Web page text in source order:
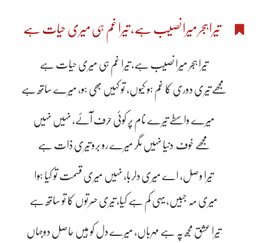
تیرا ہجر میرا نصیب ہے، تیرا غم ہی میری حیات ہے
تیرا ہجر میرا نصیب ہے، تیرا غم ہی میری حیات ہے
مجھے تیری دوری کا غم ہو کیوں، تو کہیں بھی ہو، میرے ساتھ ہے
میرے واسطے تیرے نام پر کوئی حرف آئے، نہیں نہیں
مجھے خوف ِ دنیا نہیں مگر میرے رو برو تیری ذات ہے
تیرا وصل، اے میری دلربا، نہیں میری قسمت تو کیا ہوا
میری مہ جبیں، یہی کم ہے کیا، تیری حسرتوں کا تو ساتھ ہے
تیرا عشق مجھ پہ ہے مہرباں، میرے دل کو ہیں حاصل دوجہاں